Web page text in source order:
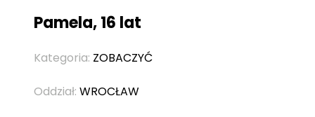
Pamela, 16 lat
Kategoria: ZOBACZYĆ
Oddział: WROCŁAW